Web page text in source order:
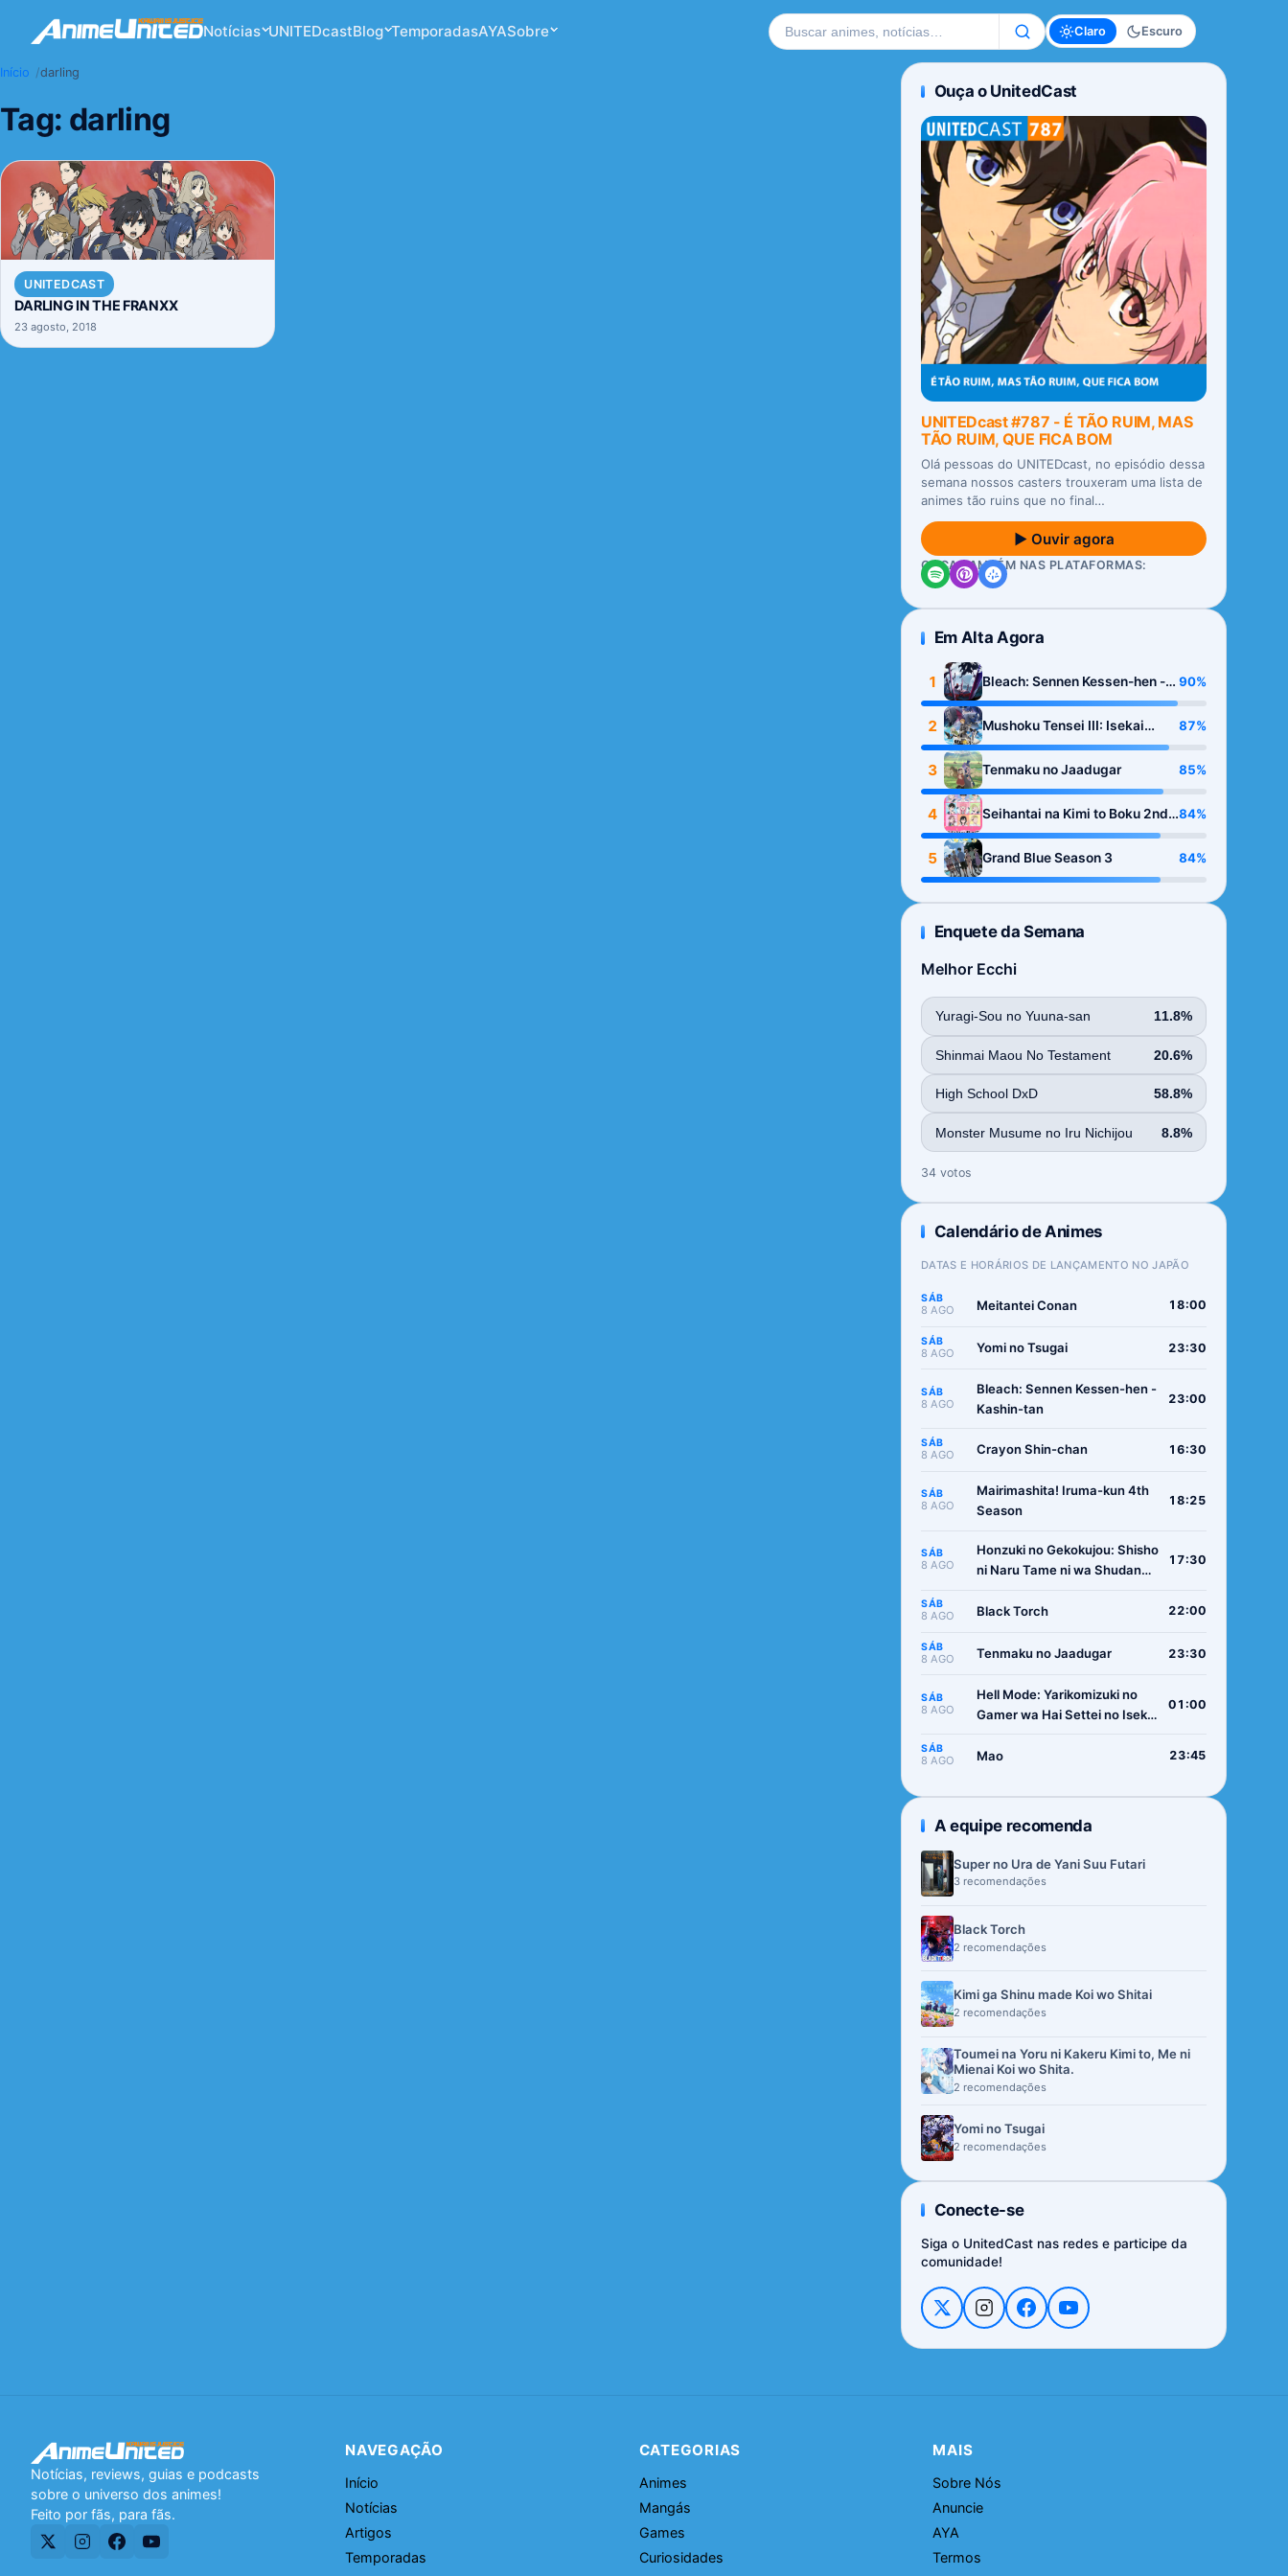
Notícias UNITEDcastBlog TemporadasAYASobre Buscar no site Claro Escuro
Início darling
Tag: darling
UNITEDCAST
DARLING IN THE FRANXX
23 agosto, 2018
Ouça o UnitedCast
UNITEDcast #787 - É TÃO RUIM, MAS
TÃO RUIM, QUE FICA BOM
Olá pessoas do UNITEDcast, no episódio dessa
semana nossos casters trouxeram uma lista de
animes tão ruins que no final…
▶ Ouvir agora
OUÇA TAMBÉM NAS PLATAFORMAS:
Em Alta Agora
1
Bleach: Sennen Kessen-hen -
Kashin-tan
90%
2
Mushoku Tensei III: Isekai
Ittara Honki Dasu
87%
3 Tenmaku no Jaadugar 85%
4
Seihantai na Kimi to Boku 2nd
Season
84%
5 Grand Blue Season 3 84%
Enquete da Semana
Melhor Ecchi
Yuragi-Sou no Yuuna-san 11.8%
Shinmai Maou No Testament 20.6%
High School DxD 58.8%
Monster Musume no Iru Nichijou 8.8%
34 votos
Calendário de Animes
DATAS E HORÁRIOS DE LANÇAMENTO NO JAPÃO
SÁB
8 AGO Meitantei Conan 18:00
SÁB
8 AGO Yomi no Tsugai 23:30
SÁB
8 AGO
Bleach: Sennen Kessen-hen -
Kashin-tan
23:00
SÁB
8 AGO Crayon Shin-chan 16:30
SÁB
8 AGO
Mairimashita! Iruma-kun 4th
Season
18:25
SÁB
8 AGO
Honzuki no Gekokujou: Shisho
ni Naru Tame ni wa Shudan
Ryoushu no Youjo
17:30
SÁB
8 AGO Black Torch 22:00
SÁB
8 AGO Tenmaku no Jaadugar 23:30
SÁB
8 AGO
Hell Mode: Yarikomizuki no
Gamer wa Hai Settei no Isekai
01:00
SÁB
8 AGO Mao 23:45
A equipe recomenda
Super no Ura de Yani Suu Futari
3 recomendações
Black Torch
2 recomendações
Kimi ga Shinu made Koi wo Shitai
2 recomendações
Toumei na Yoru ni Kakeru Kimi to, Me ni
Mienai Koi wo Shita.
2 recomendações
Yomi no Tsugai
2 recomendações
Conecte-se
Siga o UnitedCast nas redes e participe da
comunidade!
Notícias, reviews, guias e podcasts
sobre o universo dos animes!
Feito por fãs, para fãs.
NAVEGAÇÃO
Início
Notícias
Artigos
Temporadas
CATEGORIAS
Animes
Mangás
Games
Curiosidades
MAIS
Sobre Nós
Anuncie
AYA
Termos